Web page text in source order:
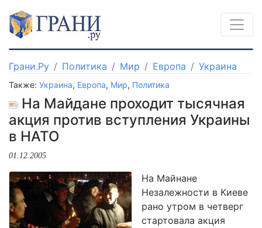
Грани.Ру Политика Мир Европа Украина
Также: Украина, Европа, Мир, Политика
На Майдане проходит тысячная
акция против вступления Украины
в НАТО
01.12.2005
На Майнане
Незалежности в Киеве
рано утром в четверг
стартовала акция